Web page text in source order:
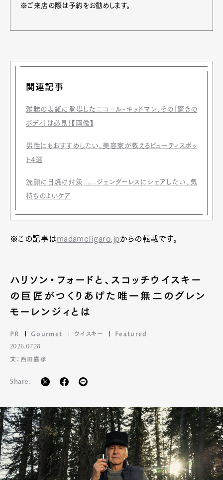
※ご来店の際は予約をお勧めします。
関連記事
雑誌の表紙に登場したニコール・キッドマン、その「驚きの
ボディ」は必見！【画像】
男性にもおすすめしたい、美容家が教えるビューティスポッ
ト4選
洗顔に日焼け対策......ジェンダーレスにシェアしたい、気
持ちのよいケア
※この記事はmadamefigaro.jpからの転載です。
ハリソン・フォードと、スコッチウイスキー
の巨匠がつくりあげた唯一無二のグレン
モーレンジィとは
PR Gourmet ウイスキー Featured
2026.07.28
文：西田嘉孝
Share: